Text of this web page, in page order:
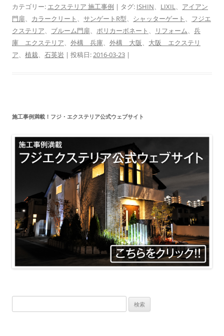
カテゴリー: エクステリア 施工事例 | タグ: ISHIN、 LIXIL、 アイアン
門扉、 カラークリート 、 サンゲートR型、 シャッターゲート 、 フジエ
クステリア、 ブルーム門扉、 ポリカーボネート 、 リフォーム、 兵
庫 エクステリア、 外構 兵庫、 外構 大阪、 大阪 エクステリ
ア、 植栽、 石英岩 | 投稿日:2016-03-23 |
施工事例満載！フジ・エクステリア公式ウェブサイト
索: